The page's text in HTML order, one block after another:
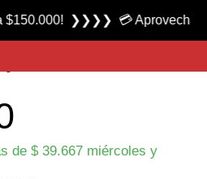
de $39.667 miércoles y
❯❯❯❯ 💳 Aprovecha las 3